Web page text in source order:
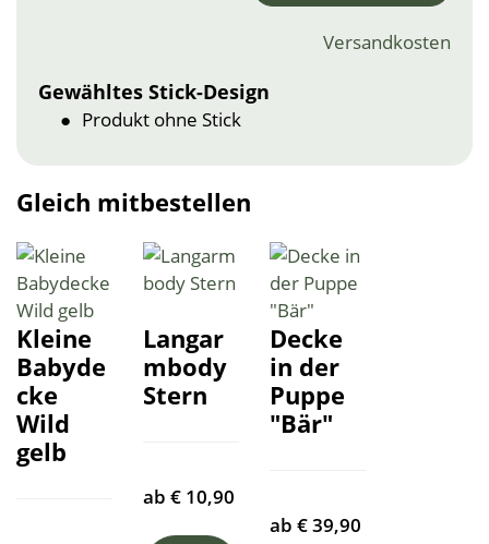
Versandkosten
Gewähltes Stick-Design
Produkt ohne Stick
Gleich mitbestellen
Kleine
Babyde
cke
Wild
gelb
Langar
mbody
Stern
ab € 10,90
Decke
in der
Puppe
"Bär"
ab €39,90